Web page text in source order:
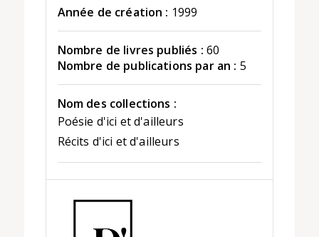
Année de création : 1999
Nombre de livres publiés : 60
Nombre de publications par an : 5
Nom des collections :
Poésie d'ici et d'ailleurs
Récits d'ici et d'ailleurs